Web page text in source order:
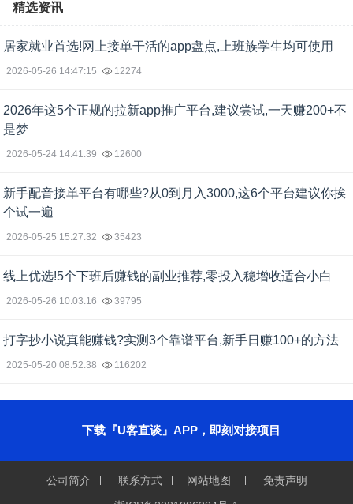
精选资讯
居家就业首选!网上接单干活的app盘点,上班族学生均可使用
2026-05-26 14:47:15 12274
2026年这5个正规的拉新app推广平台,建议尝试,一天赚200+不
是梦
2026-05-24 14:41:39 12600
新手配音接单平台有哪些?从0到月入3000,这6个平台建议你挨
个试一遍
2026-05-25 15:27:32 35423
线上优选!5个下班后赚钱的副业推荐,零投入稳增收适合小白
2026-05-26 10:03:16 39795
打字抄小说真能赚钱?实测3个靠谱平台,新手日赚100+的方法
2025-05-20 08:52:38 116202
下载『U客直谈』APP，即刻对接项目
公司简介 联系方式 网站地图
免责声明